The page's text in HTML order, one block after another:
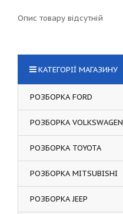
Опис товару відсутній
КАТЕГОРІЇ МАГАЗИНУ
РОЗБОРКА FORD
РОЗБОРКА VOLKSWAGEN
РОЗБОРКА TOYOTA
РОЗБОРКА MITSUBISHI
РОЗБОРКА JEEP